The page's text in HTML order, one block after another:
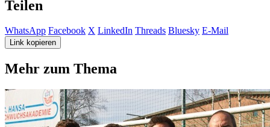
Teilen
WhatsApp Facebook X LinkedIn Threads Bluesky E-Mail
Link kopieren
Mehr zum Thema